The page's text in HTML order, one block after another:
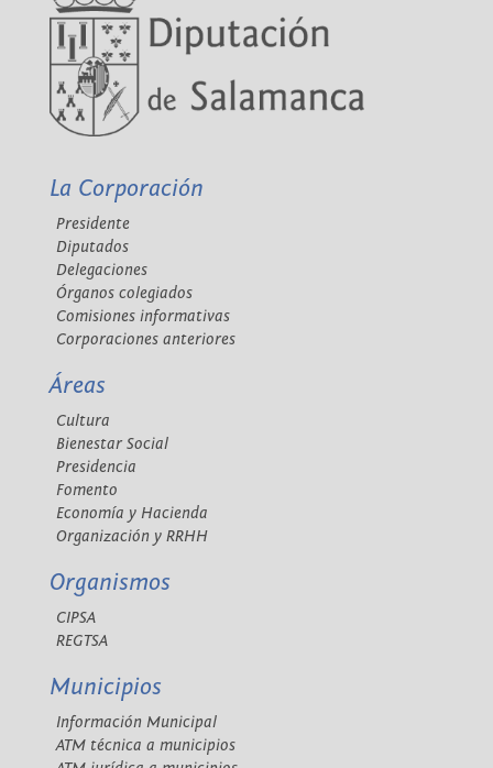
La Corporación
Presidente
Diputados
Delegaciones
Órganos colegiados
Comisiones informativas
Corporaciones anteriores
Áreas
Cultura
Bienestar Social
Presidencia
Fomento
Economía y Hacienda
Organización y RRHH
Organismos
CIPSA
REGTSA
Municipios
Información Municipal
ATM técnica a municipios